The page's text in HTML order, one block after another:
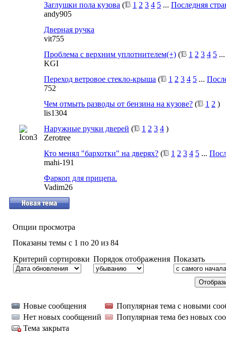
Заглушки пола кузова ( 1 2 3 4 5 ... Последняя
andy905
Дверная ручка
vit755
Проблема с верхним уплотнителем(+) ( 1 2 3 4 5
KGI
Переход ветровое стекло-крыша ( 1 2 3 4 5 ...
752
Чем отмыть разводы от бензина на кузове? ( 1 2 )
lis1304
Наружные ручки дверей ( 1 2 3 4 )
Zerotree
Кто менял "бархотки" на дверях? ( 1 2 3 4 5 ...
mahi-191
Фаркоп для прицепа.
Vadim26
Опции просмотра
Показаны темы с 1 по 20 из 84
Критерий сортировки Порядок отображения Показать
Новые сообщения
Популярная тема с новыми
Нет новых сообщений
Популярная тема без новых
Тема закрыта